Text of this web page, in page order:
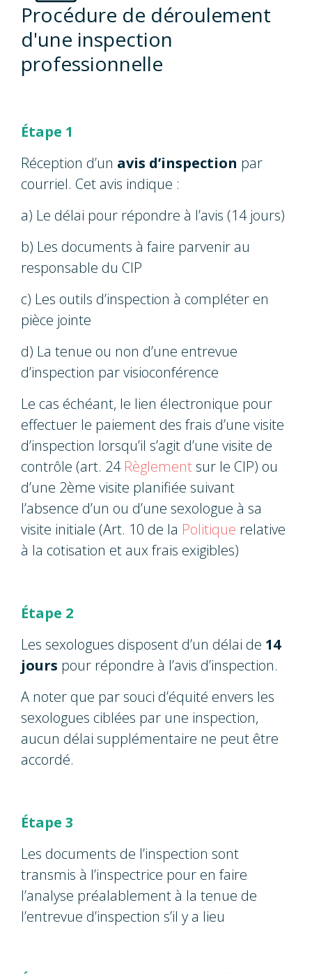
Procédure de déroulement
d'une inspection
professionnelle
Étape 1
Réception d’un avis d’inspection par
courriel. Cet avis indique :
a) Le délai pour répondre à l’avis (14 jours)
b) Les documents à faire parvenir au
responsable du CIP
c) Les outils d’inspection à compléter en
pièce jointe
d) La tenue ou non d’une entrevue
d’inspection par visioconférence
Le cas échéant, le lien électronique pour
effectuer le paiement des frais d’une visite
d’inspection lorsqu’il s’agit d’une visite de
contrôle (art. 24 Règlement sur le CIP) ou
d’une 2ème visite planifiée suivant
l’absence d’un ou d’une sexologue à sa
visite initiale (Art. 10 de la Politique relative
à la cotisation et aux frais exigibles)
Étape 2
Les sexologues disposent d’un délai de 14
jours pour répondre à l’avis d’inspection.
A noter que par souci d’équité envers les
sexologues ciblées par une inspection,
aucun délai supplémentaire ne peut être
accordé.
Étape 3
Les documents de l’inspection sont
transmis à l’inspectrice pour en faire
l’analyse préalablement à la tenue de
l’entrevue d’inspection s’il y a lieu